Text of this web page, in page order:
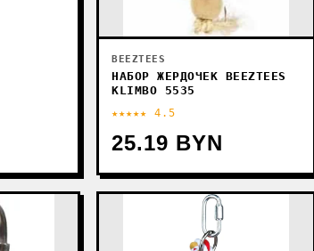
BEEZTEES
НАБОР ЖЕРДОЧЕК BEEZTEES
KLIMBO 5535
★★★★★ 4.5
25.19 BYN